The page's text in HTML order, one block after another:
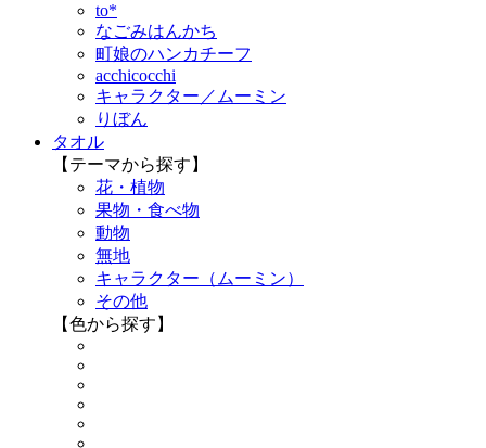
to*
なごみはんかち
町娘のハンカチーフ
acchicocchi
キャラクター／ムーミン
りぼん
タオル
【テーマから探す】
花・植物
果物・食べ物
動物
無地
キャラクター（ムーミン）
その他
【色から探す】